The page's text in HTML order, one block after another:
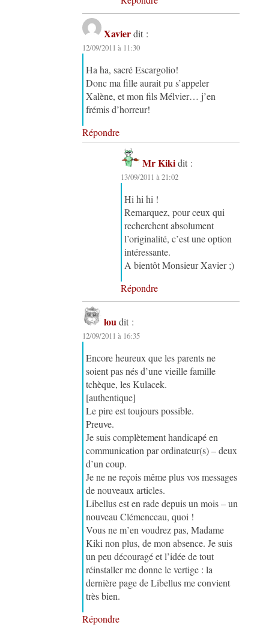
Xavier dit :
12/09/2011 à 11:30
Ha ha, sacré Escargolio!
Donc ma fille aurait pu s’appeler
Xalène, et mon fils Mélvier… j’en
frémis d’horreur!
Répondre
Mr Kiki dit :
13/09/2011 à 21:02
Hi hi hi !
Remarquez, pour ceux qui
recherchent absolument
l’originalité, c’est une option
intéressante.
A bientôt Monsieur Xavier ;)
Répondre
lou dit :
12/09/2011 à 16:35
Encore heureux que les parents ne
soient pas nés d’une vieille famille
tchèque, les Kulacek.
[authentique]
Le pire est toujours possible.
Preuve.
Je suis complètement handicapé en
communication par ordinateur(s) – deux
d’un coup.
Je ne ne reçois même plus vos messages
de nouveaux articles.
Libellus est en rade depuis un mois – un
nouveau Clémenceau, quoi !
Vous ne m’en voudrez pas, Madame
Kiki non plus, de mon absence. Je suis
un peu découragé et l’idée de tout
réinstaller me donne le vertige : la
dernière page de Libellus me convient
très bien.
Répondre